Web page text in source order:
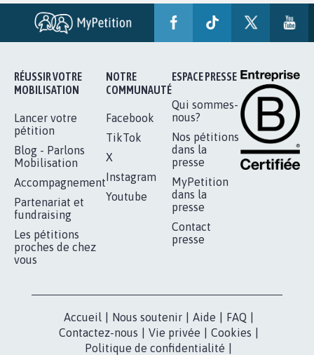
RÉUSSIR VOTRE
MOBILISATION
Lancer votre
pétition
Blog - Parlons
Mobilisation
Accompagnement
Partenariat et
fundraising
Les pétitions
proches de chez
vous
NOTRE
COMMUNAUTÉ
Facebook
TikTok
X
Instagram
Youtube
ESPACE PRESSE
Qui sommes-
nous?
Nos pétitions
dans la
presse
MyPetition
dans la
presse
Contact
presse
Accueil Nous soutenir Aide FAQ
Contactez-nous
Vie privée Cookies
Politique de confidentialité